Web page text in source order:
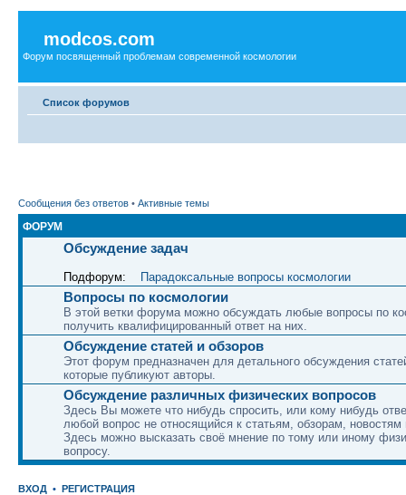
modcos.com
Форум посвященный проблемам современной космологии
Список форумов
Сообщения без ответов • Активные темы
ФОРУМ
Обсуждение задач
Подфорум: Парадоксальные вопросы космологии
Вопросы по космологии
В этой ветки форума можно обсуждать любые вопросы по
получить квалифицированный ответ на них.
Обсуждение статей и обзоров
Этот форум предназначен для детального обсуждения
которые публикуют авторы.
Обсуждение различных физических вопросов
Здесь Вы можете что нибудь спросить, или кому нибудь
любой вопрос не относящийся к статьям, обзорам, новостям
Здесь можно высказать своё мнение по тому или иному
вопросу.
ВХОД • РЕГИСТРАЦИЯ